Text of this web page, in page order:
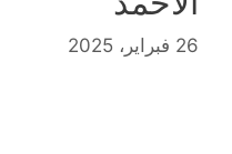
26 فبراير، 2025